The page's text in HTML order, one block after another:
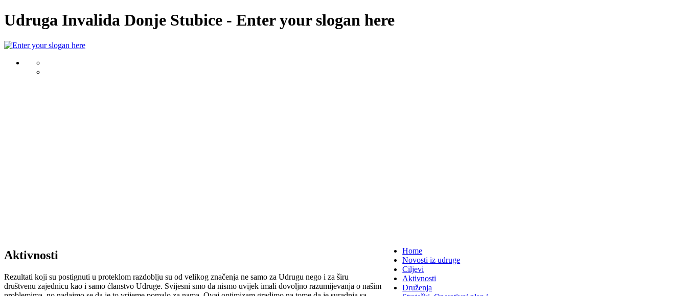
Udruga Invalida Donje Stubice - Enter your slogan here
Aktivnosti
Rezultati koji su postignuti u proteklom razdoblju su od velikog značenja ne samo za Udrugu nego i za širu
društvenu zajednicu kao i samo ćlanstvo Udruge. Svijesni smo da nismo uvijek imali dovoljno razumijevanja o našim
Home
Novosti iz udruge
Ciljevi
Aktivnosti
Druženja